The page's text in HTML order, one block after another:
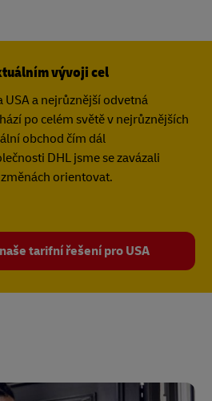
vývoji cel
USA a nejrůznější odvetná
po celém světě v nejrůznějších
obchod čím dál
DHL jsme se zavázali
orientovat.
tarifní řešení pro USA